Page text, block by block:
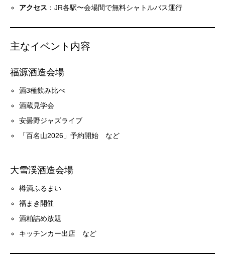
アクセス ：JR各駅〜会場間で無料シャトルバス運行
主なイベント内容
福源酒造会場
酒3種飲み比べ
酒蔵見学会
安曇野ジャズライブ
「百名山2026」予約開始 など
大雪渓酒造会場
樽酒ふるまい
福まき開催
酒粕詰め放題
キッチンカー出店 など